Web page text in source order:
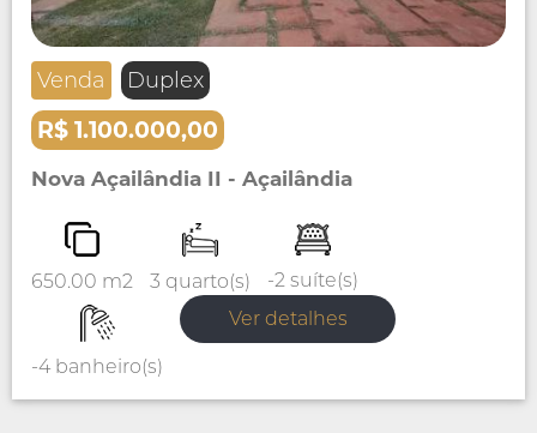
Venda Duplex
R$ 1.100.000,00
Nova Açailândia II - Açailândia
650.00 m2 3 quarto(s) -2 suíte(s)
-4 banheiro(s)
Ver detalhes